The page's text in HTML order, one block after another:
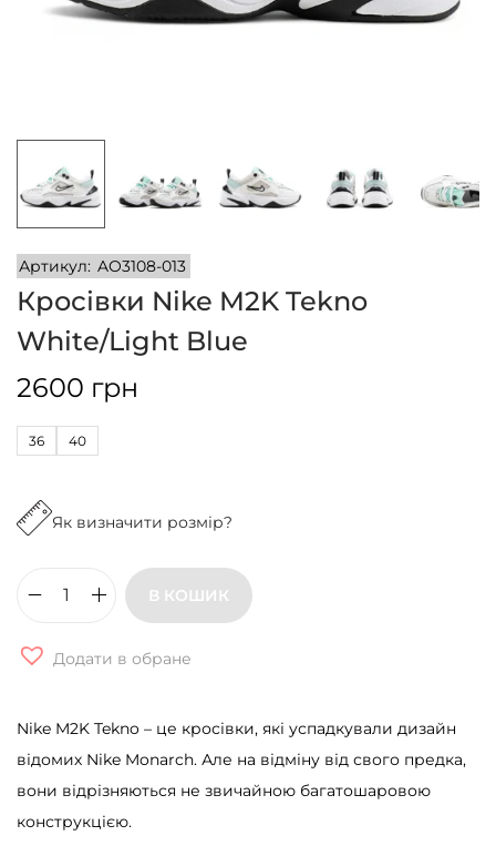
n
Артикул: AO3108-013
Кросівки Nike M2K Tekno
White/Light Blue
2600 грн
36 40
Як визначити розмір?
о
і
в
к
и
В КОШИК
Додати в обране
Nike M2K Tekno – це кросівки, які успадкували дизайн
відомих Nike Monarch. Але на відміну від свого предка,
вони відрізняються не звичайною багатошаровою
конструкцією.